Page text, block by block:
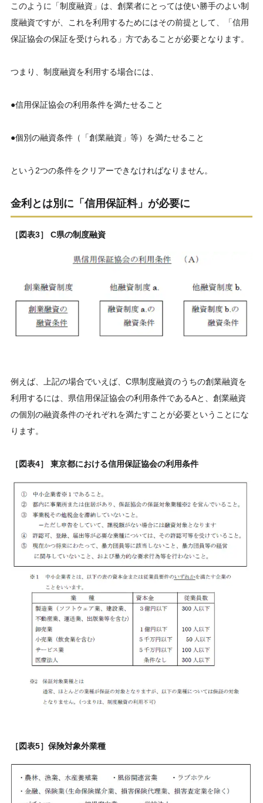
このように「制度融資」は、創業者にとっては使い勝手のよい制
度融資ですが、これを利用するためにはその前提として、「信用
保証協会の保証を受けられる」方であることが必要となります。
つまり、制度融資を利用する場合には、
●信用保証協会の利用条件を満たせること
●個別の融資条件（「創業融資」等）を満たせること
という2つの条件をクリアーできなければなりません。
金利とは別に「信用保証料」が必要に
［図表3］ C県の制度融資
例えば、上記の場合でいえば、C県制度融資のうちの創業融資を
利用するには、県信用保証協会の利用条件であるAと、創業融資
の個別の融資条件のそれぞれを満たすことが必要ということにな
ります。
［図表4］ 東京都における信用保証協会の利用条件
［図表5］保険対象外業種